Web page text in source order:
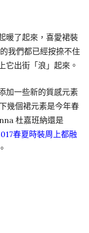
暖了起來，喜愛裙裝
我們都已經按捺不住
它出街「浪」起來。
加一些新的質感元素
幾個裙元素是今年春
杜嘉班納還是
春夏時裝周上都融
。